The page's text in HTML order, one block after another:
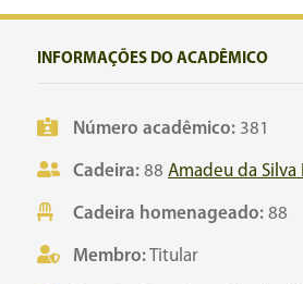
INFORMAÇÕES DO ACADÊMICO
Número acadêmico: 381
Cadeira: 88 Amadeu da Silva
Cadeira homenageado: 88
Membro:Titular